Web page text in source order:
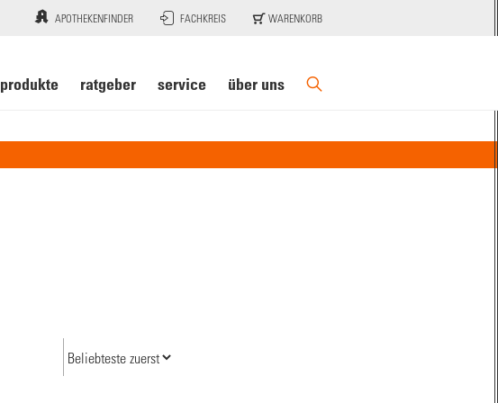
APOTHEKENFINDER FACHKREIS WARENKORB
produkte ratgeber service über uns